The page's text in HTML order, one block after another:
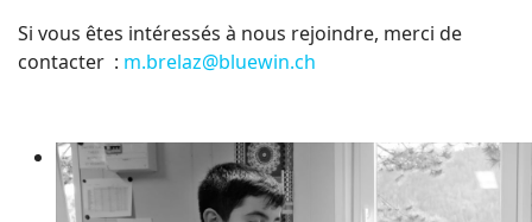
Si vous êtes intéressés à nous rejoindre, merci de
contacter : m.brelaz@bluewin.ch